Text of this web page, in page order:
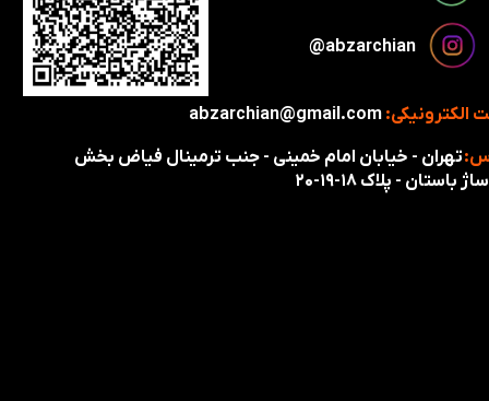
تهران - خیابان امام خمینی - جنب ترمینال فیاض بخش
باستان - پلاک ۱۸-۱۹-۲۰
الکترونیکی: abzarchian@gmail.com
​​​abzarchian@